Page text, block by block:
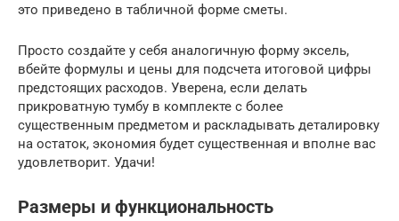
это приведено в табличной форме сметы.
Просто создайте у себя аналогичную форму эксель,
вбейте формулы и цены для подсчета итоговой цифры
предстоящих расходов. Уверена, если делать
прикроватную тумбу в комплекте с более
существенным предметом и раскладывать деталировку
на остаток, экономия будет существенная и вполне вас
удовлетворит. Удачи!
Размеры и функциональность